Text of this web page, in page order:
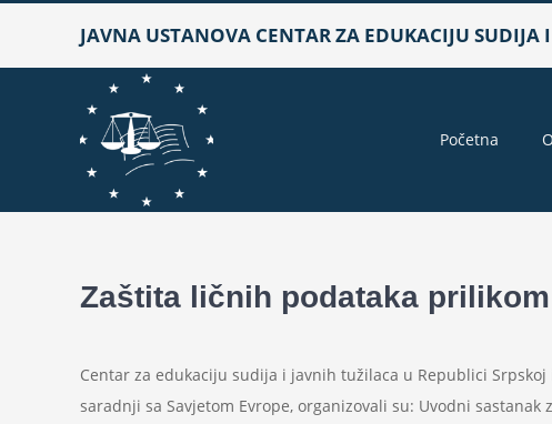
JAVNA USTANOVA CENTAR ZA EDUKACIJU SUDIJA
Početna
Zaštita ličnih podataka
Centar za edukaciju sudija i javnih tužilaca u Republici
saradnji sa Savjetom Evrope, organizovali su: Uvodni